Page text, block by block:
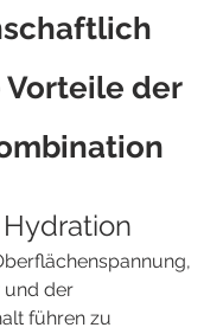
der
Hydration
und der
führen zu